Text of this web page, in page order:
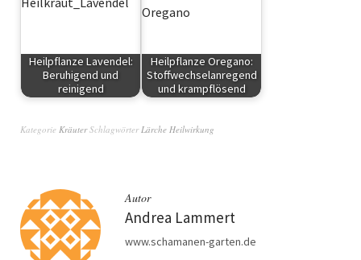
Heilpflanze Lavendel:
Beruhigend und
reinigend
Heilpflanze Oregano:
Stoffwechselanregend
und krampflösend
Kategorie Kräuter SchlagwörterLärche Heilwirkung
Autor
Andrea Lammert
www.schamanen-garten.de